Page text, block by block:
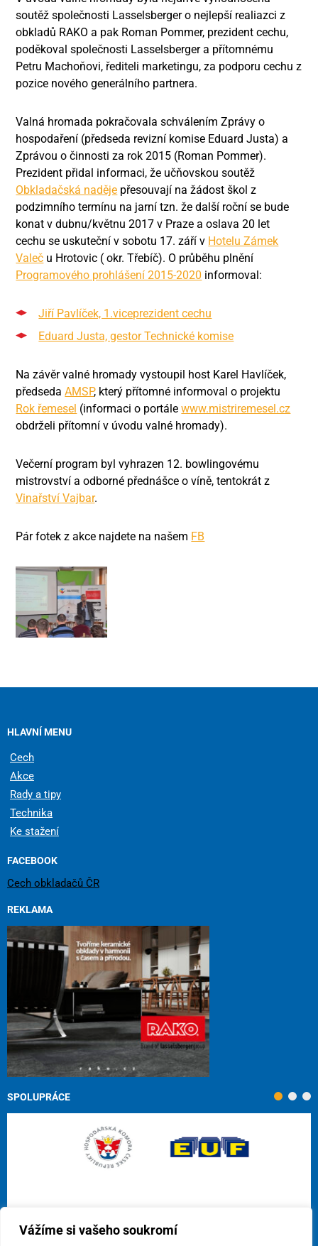
Vážíme si vašeho soukromí
soutěž společnosti Lasselsberger o nejlepší realiazci z
obkladů RAKO a pak Roman Pommer, prezident cechu,
poděkoval společnosti Lasselsberger a přítomnému
Petru Machoňovi, řediteli marketingu, za podporu cechu z
pozice nového generálního partnera.
Valná hromada pokračovala schválením Zprávy o
hospodaření (předseda revizní komise Eduard Justa) a
Zprávou o činnosti za rok 2015 (Roman Pommer).
Prezident přidal informaci, že učňovskou soutěž
Obkladačská naděje přesouvají na žádost škol z
podzimního termínu na jarní tzn. že další roční se bude
konat v dubnu/květnu 2017 v Praze a oslava 20 let
cechu se uskuteční v sobotu 17. září v Hotelu Zámek
Valeč u Hrotovic ( okr. Třebíč). O průběhu plnění
Programového prohlášení 2015-2020 informoval:
Jiří Pavlíček, 1.viceprezident cechu
Eduard Justa, gestor Technické komise
Na závěr valné hromady vystoupil host Karel Havlíček,
předsedaAMSP, který přítomné informoval o projektu
Rok řemesel (informaci o portálewww.mistriremesel.cz
obdrželi přítomní v úvodu valné hromady).
Večerní program byl vyhrazen 12. bowlingovému
mistrovství a odborné přednášce o víně, tentokrát z
Vinařství Vajbar.
Pár fotek z akce najdete na našem FB
HLAVNÍ MENU
Cech
Akce
Rady a tipy
Technika
Ke stažení
FACEBOOK
Cech obkladačů ČR
REKLAMA
SPOLUPRÁCE